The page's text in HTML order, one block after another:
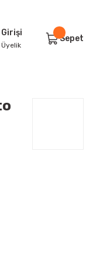
Girişi
Üyelik
Sepet